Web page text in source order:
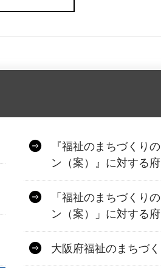
『福祉のまちづくり
ン（案）』に対する
「福祉のまちづくり
ン（案）」に対する
大阪府福祉のまちづ